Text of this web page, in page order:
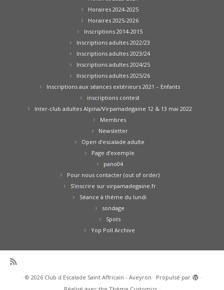
Horaires 2024-2025
Horaires 2025-2026
Inscriptions 2014-2015
Inscriptions adultes 2022/23
Inscriptions adultes 2023/24
Inscriptions adultes 2024/25
Inscriptions adultes 2025/26
Inscriptions aux séances extérieurs 2021 – Enfants
inscriptions contest
Inter-club adultes Alpina/Virpamadegaine 12 & 13 mai 2022
Membres
Newsletter
Open d’escalade adulte
Page d’exemple
pano04
Pour nous contacter (out of order)
S’inscrire sur virpamadegaine.fr
Séance à thème du lundi
sondage
Spots
Yop Poll Archive
· © 2026 Club d Escalade Saint Affricain - Aveyron · Propulsé par
·